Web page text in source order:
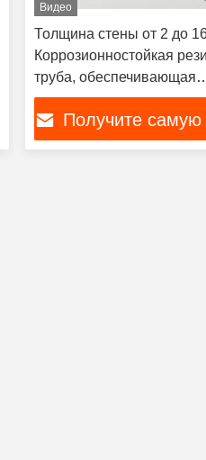
Видео
Толщина стены от 2 до
Коррозионностойкая
труба, обеспечивающая
долговечность в
транспортировки нефти
Получите